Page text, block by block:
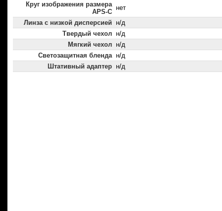
Круг изображения размера
APS-C
нет
Линза с низкой дисперсией
н/д
Твердый чехол н/д
Мягкий чехол н/д
Светозащитная бленда н/д
Штативный адаптер н/д